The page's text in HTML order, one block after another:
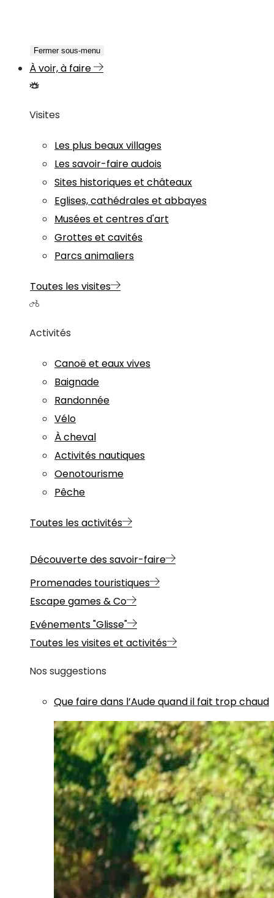
Fermer sous-menu
À voir, à faire
Visites
Les plus beaux villages
Les savoir-faire audois
Sites historiques et châteaux
Eglises, cathédrales et abbayes
Musées et centres d'art
Grottes et cavités
Parcs animaliers
Toutes les visites
Activités
Canoë et eaux vives
Baignade
Randonnée
Vélo
À cheval
Activités nautiques
Oenotourisme
Pêche
Toutes les activités
Découverte des savoir-faire
Promenades touristiques
Escape games & Co
Evénements "Glisse"
Toutes les visites et activités
Nos suggestions
Que faire dans l’Aude quand il fait trop chaud